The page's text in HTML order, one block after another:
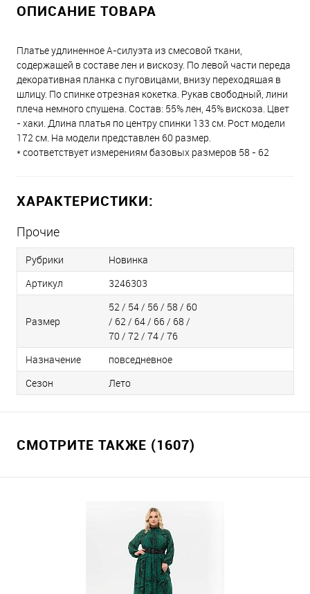
ОПИСАНИЕ ТОВАРА
Платье удлиненное А-силуэта из смесовой ткани,
содержащей в составе лен и вискозу. По левой части переда
декоративная планка с пуговицами, внизу переходящая в
шлицу. По спинке отрезная кокетка. Рукав свободный, лини
плеча немного спущена. Состав: 55% лен, 45% вискоза. Цвет
- хаки. Длина платья по центру спинки 133 см. Рост модели
172 см. На модели представлен 60 размер.
* соответствует измерениям базовых размеров 58 - 62
ХАРАКТЕРИСТИКИ:
Прочие
Рубрики
Новинка
Артикул
3246303
Размер
52 / 54 / 56 / 58 / 60
/ 62 / 64 / 66 / 68 /
70 / 72 / 74 / 76
Назначение
повседневное
Сезон
Лето
СМОТРИТЕ ТАКЖЕ (1607)